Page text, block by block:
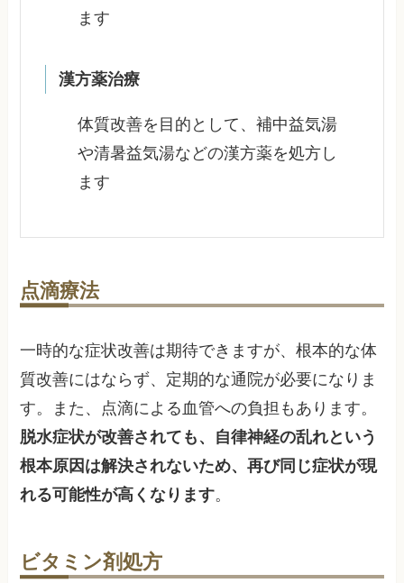
ます
漢方薬治療
体質改善を目的として、補中益気湯
や清暑益気湯などの漢方薬を処方し
ます
点滴療法
一時的な症状改善は期待できますが、根本的な体
質改善にはならず、定期的な通院が必要になりま
す。また、点滴による血管への負担もあります。
脱水症状が改善されても、自律神経の乱れという
根本原因は解決されないため、再び同じ症状が現
れる可能性が高くなります。
ビタミン剤処方